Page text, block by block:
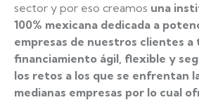
sector y por eso creamos una
100% mexicana dedicada a
empresas de nuestros clientes a
financiamiento ágil, flexible y
los retos a los que se enfrentan
medianas empresas por lo cual